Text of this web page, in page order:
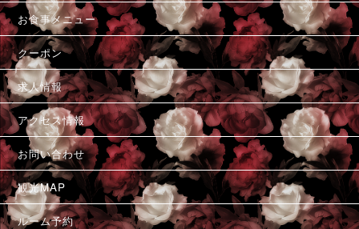
お食事メニュー
クーポン
求人情報
アクセス情報
お問い合わせ
観光MAP
ルーム予約